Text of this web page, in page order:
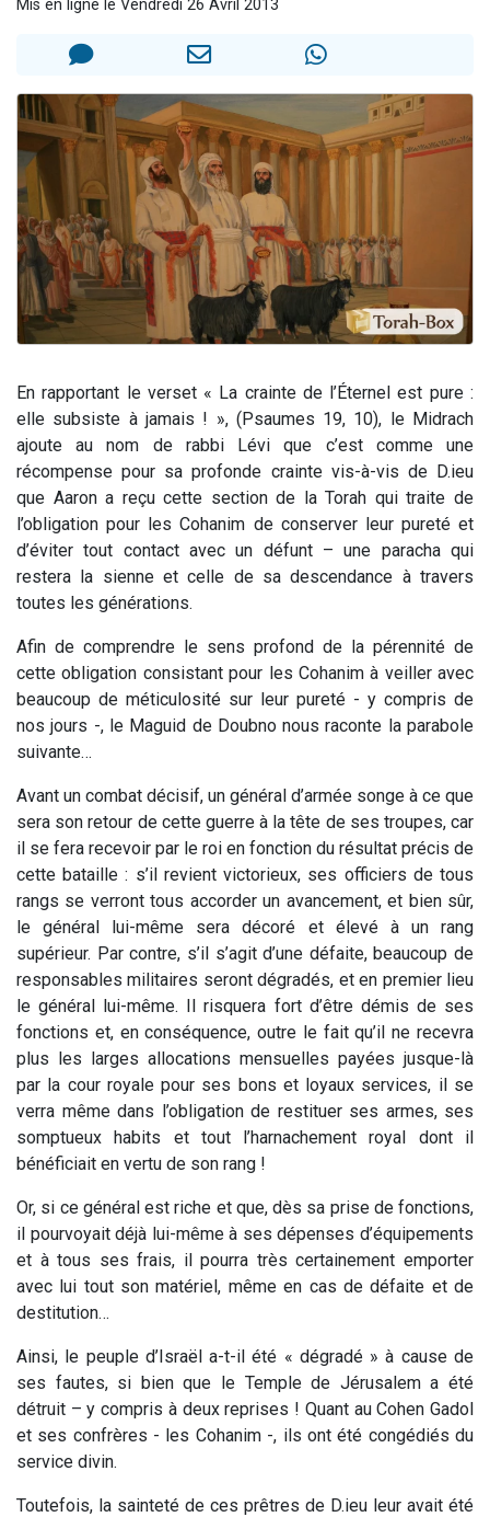
Eva vient de donner son Maasser
Eli vient de donner son Maasser
Mis en ligne le Vendredi 26 Avril 2013
En rapportant le verset « La crainte de l’Éternel est pure :
elle subsiste à jamais ! », (Psaumes 19, 10), le Midrach
ajoute au nom de rabbi Lévi que c’est comme une
récompense pour sa profonde crainte vis-à-vis de D.ieu
que Aaron a reçu cette section de la Torah qui traite de
l’obligation pour les Cohanim de conserver leur pureté et
d’éviter tout contact avec un défunt – une paracha qui
restera la sienne et celle de sa descendance à travers
toutes les générations.
Afin de comprendre le sens profond de la pérennité de
cette obligation consistant pour les Cohanim à veiller avec
beaucoup de méticulosité sur leur pureté - y compris de
nos jours -, le Maguid de Doubno nous raconte la parabole
suivante…
Avant un combat décisif, un général d’armée songe à ce que
sera son retour de cette guerre à la tête de ses troupes, car
il se fera recevoir par le roi en fonction du résultat précis de
cette bataille : s’il revient victorieux, ses officiers de tous
rangs se verront tous accorder un avancement, et bien sûr,
le général lui-même sera décoré et élevé à un rang
supérieur. Par contre, s’il s’agit d’une défaite, beaucoup de
responsables militaires seront dégradés, et en premier lieu
le général lui-même. Il risquera fort d’être démis de ses
fonctions et, en conséquence, outre le fait qu’il ne recevra
plus les larges allocations mensuelles payées jusque-là
par la cour royale pour ses bons et loyaux services, il se
verra même dans l’obligation de restituer ses armes, ses
somptueux habits et tout l’harnachement royal dont il
bénéficiait en vertu de son rang !
Or, si ce général est riche et que, dès sa prise de fonctions,
il pourvoyait déjà lui-même à ses dépenses d’équipements
et à tous ses frais, il pourra très certainement emporter
avec lui tout son matériel, même en cas de défaite et de
destitution…
Ainsi, le peuple d’Israël a-t-il été « dégradé » à cause de
ses fautes, si bien que le Temple de Jérusalem a été
détruit – y compris à deux reprises ! Quant au Cohen Gadol
et ses confrères - les Cohanim -, ils ont été congédiés du
service divin.
Toutefois, la sainteté de ces prêtres de D.ieu leur avait été